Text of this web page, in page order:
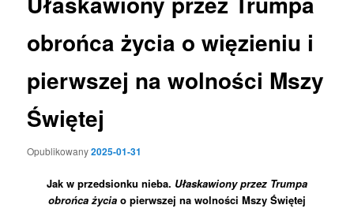
obrońca życia o więzieniu i
pierwszej na wolności Mszy
Świętej
Opublikowany2025-01-31
Jak w przedsionku nieba. Ułaskawiony przez Trumpa
obrońca życia o pierwszej na wolności Mszy Świętej